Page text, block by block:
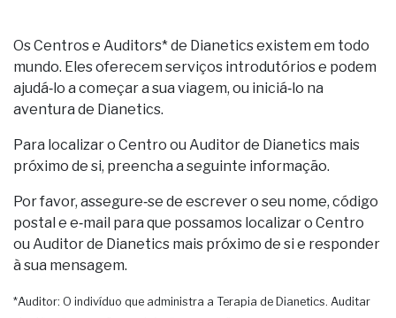
Os Centros e Auditors* de Dianetics existem em todo
mundo. Eles oferecem serviços introdutórios e podem
ajudá‑lo a começar a sua viagem, ou iniciá‑lo na
aventura de Dianetics.
Para localizar o Centro ou Auditor de Dianetics mais
próximo de si, preencha a seguinte informação.
Por favor, assegure‑se de escrever o seu nome, código
postal e e‑mail para que possamos localizar o Centro
ou Auditor de Dianetics mais próximo de si e responder
à sua mensagem.
*Auditor: O indivíduo que administra a Terapia de Dianetics. Auditar